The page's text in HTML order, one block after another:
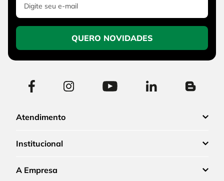
QUERO NOVIDADES
Atendimento
Institucional
A Empresa